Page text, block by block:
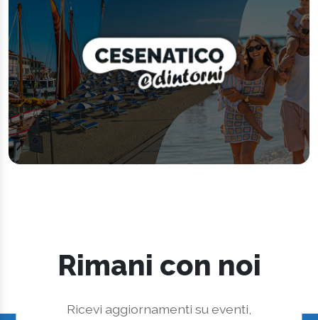
Rimani con noi
Ricevi aggiornamenti su eventi,